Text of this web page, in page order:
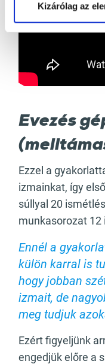
Kizárólag az
Evezés
Ezzel a
izmainkat, így
súllyal 20
munkasorozat 12
Ennél a
külön karral is
hogy jobban
izmait, de
meg tudjuk
Ezért figyeljünk
engedjük előre a